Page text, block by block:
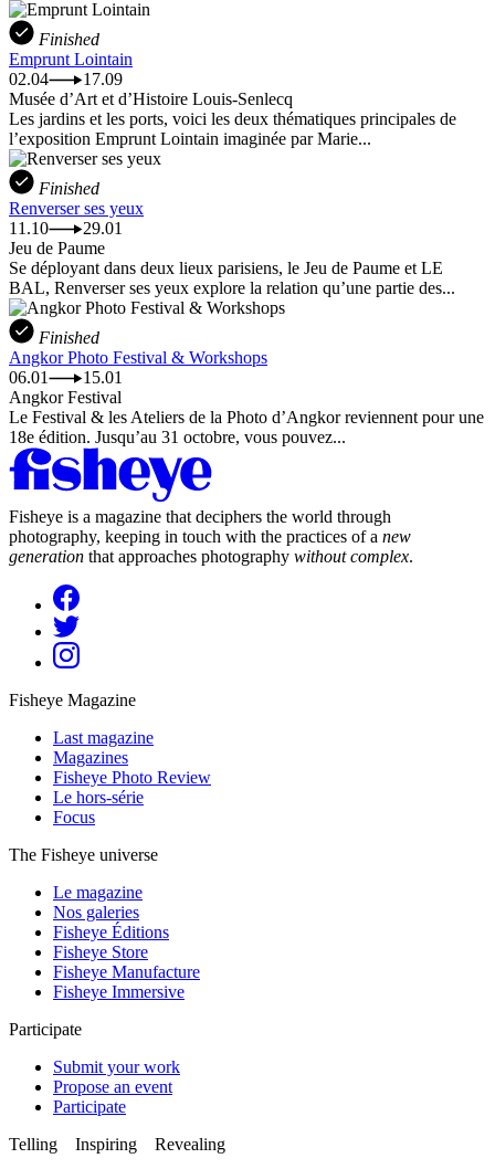
Finished
Emprunt Lointain
02.04
17.09
Musée d’Art et d’Histoire Louis-Senlecq
Les jardins et les ports, voici les deux thématiques principales de
l’exposition Emprunt Lointain imaginée par Marie...
Finished
Renverser ses yeux
11.10
29.01
Jeu de Paume
Se déployant dans deux lieux parisiens, le Jeu de Paume et LE
BAL, Renverser ses yeux explore la relation qu’une partie des...
Finished
Angkor Photo Festival & Workshops
06.01
15.01
Angkor Festival
Le Festival & les Ateliers de la Photo d’Angkor reviennent pour une
18e édition. Jusqu’au 31 octobre, vous pouvez...
Fisheye is a magazine that deciphers the world through
photography, keeping in touch with the practices of a new
generation that approaches photography without complex.
Fisheye Magazine
Last magazine
Magazines
Fisheye Photo Review
Le hors-série
Focus
The Fisheye universe
Le magazine
Nos galeries
Fisheye Éditions
Fisheye Store
Fisheye Manufacture
Fisheye Immersive
Participate
Submit your work
Propose an event
Participate
Telling Inspiring Revealing